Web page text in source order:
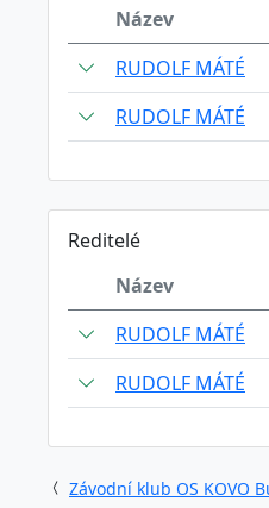
Název
RUDOLF MÁTÉ
RUDOLF MÁTÉ
Reditelé
Název
RUDOLF MÁTÉ
RUDOLF MÁTÉ
Závodní klub OS KOVO